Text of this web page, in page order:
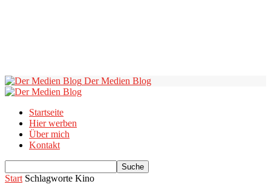
Der Medien Blog
Startseite
Hier werben
Über mich
Kontakt
Start Schlagworte Kino